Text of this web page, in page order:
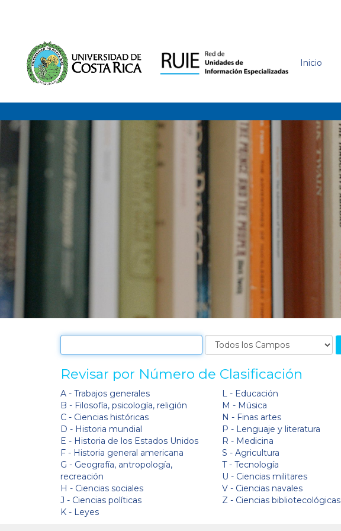
Inicio
Revisar por Número de Clasificación
A - Trabajos generales
B - Filosofía, psicología, religión
C - Ciencias históricas
D - Historia mundial
E - Historia de los Estados Unidos
F - Historia general americana
G - Geografía, antropología,
recreación
H - Ciencias sociales
J - Ciencias políticas
K - Leyes
L - Educación
M - Música
N - Finas artes
P - Lenguaje y literatura
R - Medicina
S - Agricultura
T - Tecnología
U - Ciencias militares
V - Ciencias navales
Z - Ciencias bibliotecológicas